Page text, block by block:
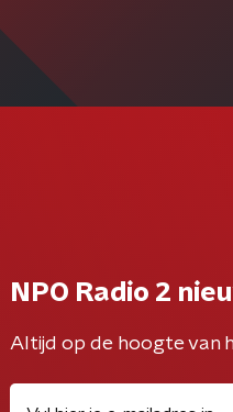
NPO Radio 2
Altijd op de hoogte van